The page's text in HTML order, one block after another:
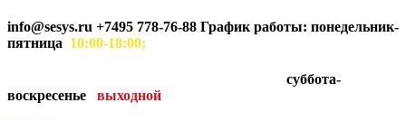
info@sesys.ru +7495 778-76-88 График работы: понедельник-
пятница 10:00-18:00;
суббота-
воскресенье выходной